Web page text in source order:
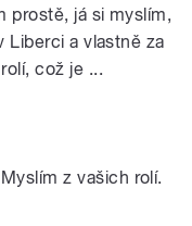
prostě, já si myslím,
Liberci a vlastně za
což je ...
z vašich rolí.